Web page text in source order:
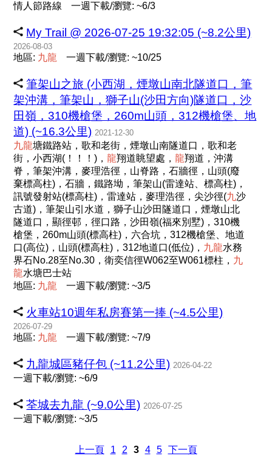
情人節路線 一週下載/瀏覽: ~6/3
My Trail @ 2026-07-25 19:32:05 (~8.2公里)
2026-08-03
地區: 九龍 一週下載/瀏覽: ~10/25
筆架山之旅 (小西湖，煙墩山南北隧道口，筆
架沖溝，筆架山，獅子山(沙田方向)隧道口，沙
田嶺，310機槍堡，260m山頭，312機槍堡、地
道) (~16.3公里) 2021-12-30
九龍塘鐵路站，歌和老街，煙墩山南隧道口，歌和老
街，小西湖(！！！)，龍翔道眺望處，龍翔道，沖溝
脊，筆架沖溝，麥理浩徑，山脊路，石牆徑，山頭(廢
棄標高柱)，石牆，鐵路坳，筆架山(雷達站、標高柱)，
訊號發射站(標高柱)，雷達站，麥理浩徑，尖沙徑(九沙
古道)，筆架山引水道，獅子山沙田隧道口，煙墩山北
隧道口，顯徑邨，徑口路，沙田嶺(福來別墅)，310機
槍堡，260m山頭(標高柱)，六合坑，312機槍堡、地道
口(高位)，山頭(標高柱)，312地道口(低位)， 九龍水務
界石No.28至No.30，衛奕信徑W062至W061標柱， 九
龍水塘巴士站
地區: 九龍 一週下載/瀏覽: ~3/5
火車站10週年私房賽第一捧 (~4.5公里)
2026-07-29
地區: 九龍 一週下載/瀏覽: ~7/9
九龍城區豬仔包 (~11.2公里) 2026-04-22
一週下載/瀏覽: ~6/9
荃城去九龍 (~9.0公里) 2026-07-25
一週下載/瀏覽: ~3/5
上一頁 1 2 3 4 5 下一頁